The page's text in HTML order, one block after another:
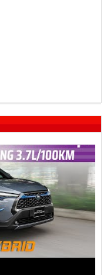
lĩnh tại thị trường
Fortuner 2022 và
hứa hẹn nhiều đột
Cruiser 2021 vừa
nhất trên thị trường
CX-5 trong phân